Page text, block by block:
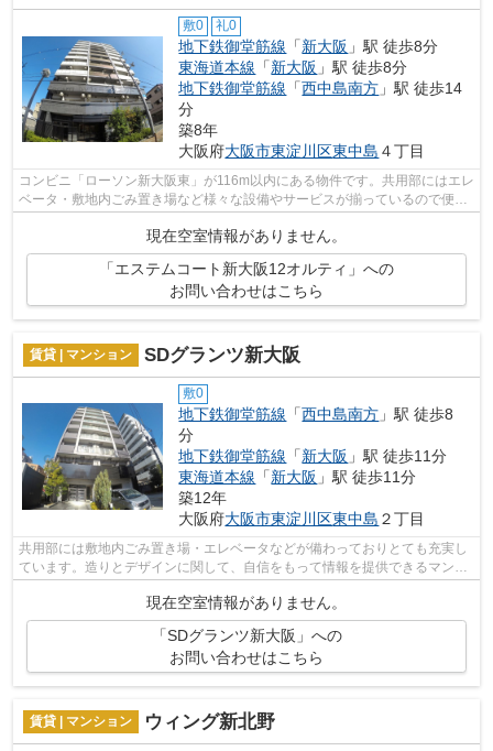
敷0 礼0
地下鉄御堂筋線 「新大阪 」駅 徒歩8分
東海道本線 「新大阪 」駅 徒歩8分
地下鉄御堂筋線 「西中島南方 」駅 徒歩14
分
築8年
大阪府大阪市東淀川区東中島 ４丁目
コンビニ「ローソン新大阪東」が116m以内にある物件です。共用部にはエレ
ベータ・敷地内ごみ置き場など様々な設備やサービスが揃っているので便利
現在空室情報がありません。
「エステムコート新大阪12オルティ」への
お問い合わせはこちら
賃貸 | マンション SDグランツ新大阪
敷0
地下鉄御堂筋線 「西中島南方 」駅 徒歩8
分
地下鉄御堂筋線 「新大阪 」駅 徒歩11分
東海道本線 「新大阪 」駅 徒歩11分
築12年
大阪府大阪市東淀川区東中島 ２丁目
共用部には敷地内ごみ置き場・エレベータなどが備わっておりとても充実し
ています。造りとデザインに関して、自信をもって情報を提供できるマンシ
ョンです。タイルが張られているきれ...
現在空室情報がありません。
「SDグランツ新大阪」への
お問い合わせはこちら
賃貸 | マンション ウィング新北野